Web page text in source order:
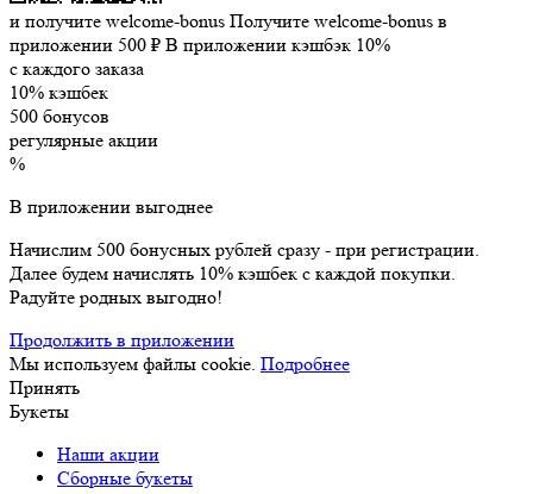
и получите welcome-bonus Получите welcome-bonus в
приложении 500 ₽ В приложении кэшбэк 10%
с каждого заказа
10% кэшбек
500 бонусов
регулярные акции
%
В приложении выгоднее
Начислим 500 бонусных рублей сразу - при регистрации.
Далее будем начислять 10% кэшбек с каждой покупки.
Радуйте родных выгодно!
Продолжить в приложении
Мы используем файлы cookie. Подробнее
Принять
Букеты
Наши акции
Сборные букеты